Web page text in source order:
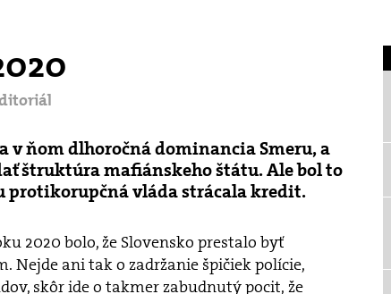
v ňom dlhoročná dominancia Smeru, a
štruktúra mafiánskeho štátu. Ale bol to
protikorupčná vláda strácala kredit.
2020 bolo, že Slovensko prestalo byť
Nejde ani tak o zadržanie špičiek polície,
skôr ide o takmer zabudnutý pocit, že